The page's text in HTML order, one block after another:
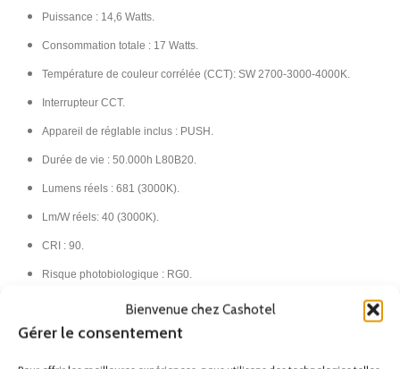
Bienvenue chez Cashotel
Gérer le consentement
Puissance : 14,6 Watts.
Consommation totale : 17 Watts.
Température de couleur corrélée (CCT): SW 2700-3000-4000K.
Interrupteur CCT.
Appareil de réglable inclus : PUSH.
Durée de vie : 50.000h L80B20.
Lumens réels : 681 (3000K).
Lm/W réels: 40 (3000K).
CRI : 90.
Risque photobiologique : RG0.
MacAdam steps : 3.
Tension / Fréquence: 220-240. 50-60Hz. Transformateur inclus.